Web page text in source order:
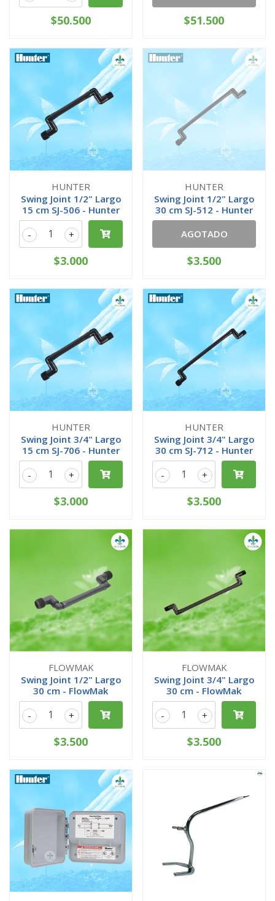
$50.500 $51.500
HUNTER
Swing Joint 1/2" Largo
15 cm SJ-506 - Hunter
+
-
$3.000
HUNTER
Swing Joint 1/2" Largo
30 cm SJ-512 - Hunter
AGOTADO
$3.500
HUNTER
Swing Joint 3/4" Largo
15 cm SJ-706 - Hunter
+
-
$3.000
HUNTER
Swing Joint 3/4" Largo
30 cm SJ-712 - Hunter
+
-
$3.500
FLOWMAK
Swing Joint 1/2" Largo
30 cm - FlowMak
+
-
$3.500
FLOWMAK
Swing Joint 3/4" Largo
30 cm - FlowMak
+
-
$3.500